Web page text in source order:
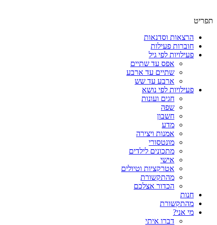
תפריט
הרצאות וסדנאות
חוברות פעילות
פעילויות לפי גיל
אפס עד שתיים
שתיים עד ארבע
ארבע עד שש
פעילויות לפי נושא
חגים ועונות
שפה
חשבון
מדע
אמנות ויצירה
מונטסורי
מתכונים לילדים
אישי
אטרקציות וטיולים
מהתקשורת
הכדור אצלכם
חנות
מהתקשורת
מי אני?
דברו איתי